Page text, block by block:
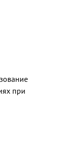
при